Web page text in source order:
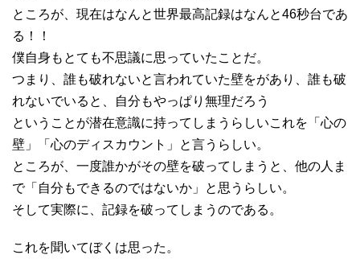
ところが、現在はなんと世界最高記録はなんと46秒台であ
る！！
僕自身もとても不思議に思っていたことだ。
つまり、誰も破れないと言われていた壁をがあり、誰も破
れないでいると、自分もやっぱり無理だろう
ということが潜在意識に持ってしまうらしいこれを「心の
壁」「心のディスカウント」と言うらしい。
ところが、一度誰かがその壁を破ってしまうと、他の人ま
で「自分もできるのではないか」と思うらしい。
そして実際に、記録を破ってしまうのである。
これを聞いてぼくは思った。